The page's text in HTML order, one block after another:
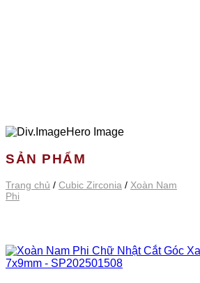
SẢN PHẨM
Trang chủ / Cubic Zirconia / Xoàn Nam
Phi